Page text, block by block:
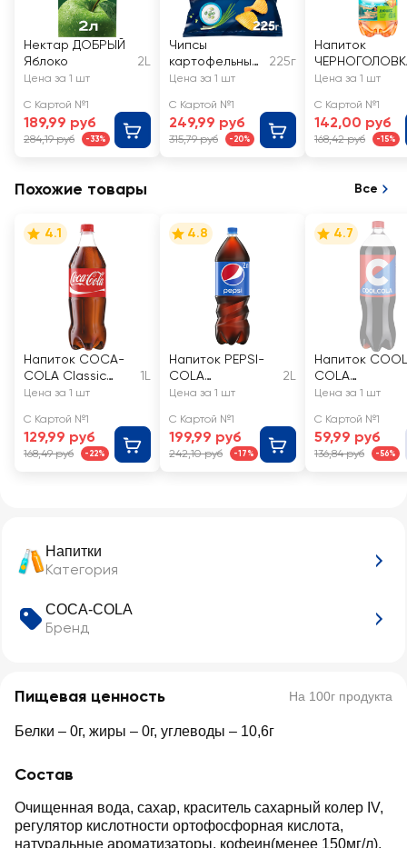
Напитки
Категория
COCA-COLA
Бренд
Пищевая ценность На 100г продукта
Белки – 0г, жиры – 0г, углеводы – 10,6г
Состав
Очищенная вода, сахар, краситель сахарный колер IV,
регулятор кислотности ортофосфорная кислота,
натуральные ароматизаторы, кофеин(менее 150мг/л).
Нектар ДОБРЫЙ
Яблоко
2L
Цена за 1 шт
С Картой №1
189,99 руб
284,19 руб -33%
Чипсы
картофельные
LAY'S Сметана
225г
Цена за 1 шт
С Картой №1
249,99 руб
315,79 руб -20%
Напиток
Дюшес
ный
Цена за 1 шт
С Картой №1
142,00 руб
168,42 руб -15%
Похожие товары Все
4.1
Напиток COCA-
COLA Classic
газированный
1L
Цена за 1 шт
С Картой №1
129,99 руб
168,49 руб -22%
4.8
Напиток PEPSI-
COLA
сильногазирован
2L
Цена за 1 шт
С Картой №1
199,99 руб
242,10 руб -17%
4.7
Напиток COOL
COLA
Цена за 1 шт
С Картой №1
59,99 руб
136,84 руб -56%